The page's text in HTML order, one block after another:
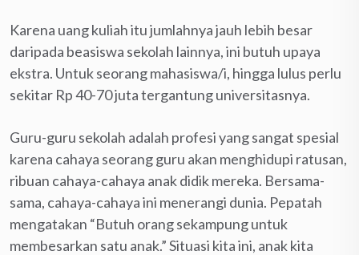
Karena uang kuliah itu jumlahnya jauh lebih besar
daripada beasiswa sekolah lainnya, ini butuh upaya
ekstra. Untuk seorang mahasiswa/i, hingga lulus perlu
sekitar Rp 40-70 juta tergantung universitasnya.
Guru-guru sekolah adalah profesi yang sangat spesial
karena cahaya seorang guru akan menghidupi ratusan,
ribuan cahaya-cahaya anak didik mereka. Bersama-
sama, cahaya-cahaya ini menerangi dunia. Pepatah
mengatakan “Butuh orang sekampung untuk
membesarkan satu anak.” Situasi kita ini, anak kita